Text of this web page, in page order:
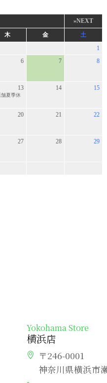
Yokohama Store
横浜店
〒246-0001
神奈川県横浜市